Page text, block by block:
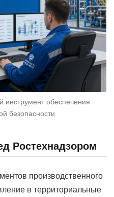
обеспечения
безопасности
Ростехнадзором
производственного
в территориальные